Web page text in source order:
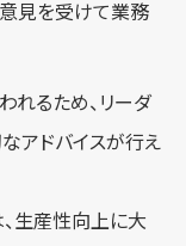
見を受けて業務
れるため、リーダ
アドバイスが行え
、生産性向上に大